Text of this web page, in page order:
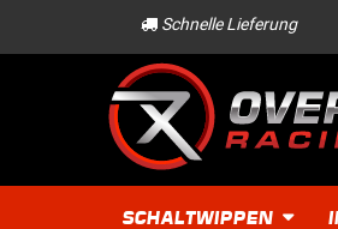
Schnelle Lieferung
SCHALTWIPPEN